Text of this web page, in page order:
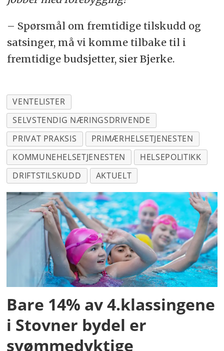
– Spørsmål om fremtidige tilskudd og
satsinger, må vi komme tilbake til i
fremtidige budsjetter, sier Bjerke.
VENTELISTER
SELVSTENDIG NÆRINGSDRIVENDE
PRIVAT PRAKSIS
PRIMÆRHELSETJENESTEN
KOMMUNEHELSETJENESTEN
HELSEPOLITIKK
DRIFTSTILSKUDD
AKTUELT
Bare 14% av 4.klassingene
i Stovner bydel er
svømmedyktige